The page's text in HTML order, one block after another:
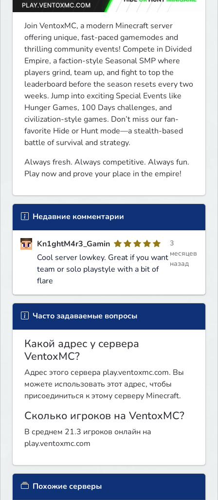
Join VentoxMC, a modern Minecraft server
offering unique, fast-paced gamemodes and
thrilling community events! Compete in Divided
Empire, a faction-style Seasonal SMP where
players grind, team up, and fight to top the
leaderboard before the season resets every two
weeks. Jump into exciting Special Events like
Hunger Games, 100 Days challenges, and
civilization-style games. Don’t miss our fan-
favorite Hide or Hunt mode—a stealth-based
battle of survival and strategy.
Always fresh. Always competitive. Always fun.
Play now and prove your place in the empire!
Недавние комментарии
Kn1ghtM4r3_Gamin
Cool server lowkey. Great if you want
team or solo playstyle with a bit of
flare
3
месяцев
назад
Часто задаваемые вопросы
Какой адрес у сервера
VentoxMC?
Адрес этого сервера play.ventoxmc.com. Вы
можете использовать этот адрес, чтобы
присоединиться к этому серверу Minecraft.
Сколько игроков на VentoxMC?
В среднем 21.3 игроков онлайн на
play.ventoxmc.com
Похожие серверы